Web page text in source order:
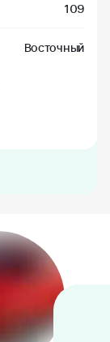
109
Восточный